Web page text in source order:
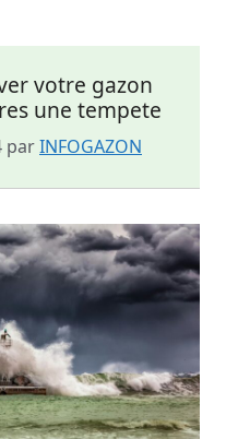
votre gazon
une tempete
parINFOGAZON